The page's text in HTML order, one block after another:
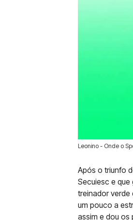
Leonino - Onde o
17 Fev 2020 |
Após o triunfo
Secuiesc e que
treinador verde
um pouco a
assim e dou os